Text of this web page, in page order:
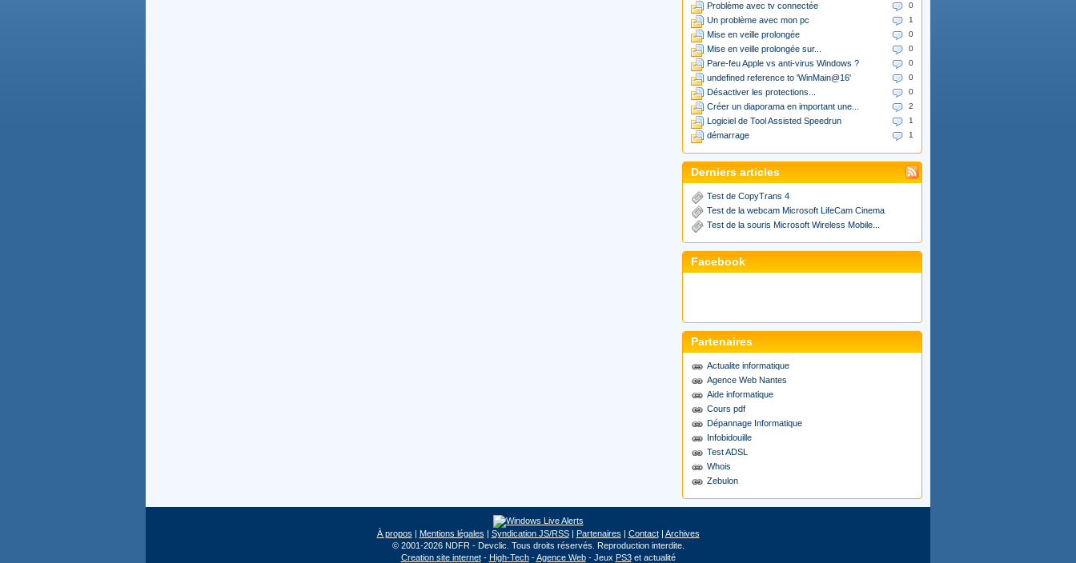
0
Problème avec tv connectée
1
Un problème avec mon pc
0
Mise en veille prolongée
0
Mise en veille prolongée sur...
0
Pare-feu Apple vs anti-virus Windows ?
0
undefined reference to 'WinMain@16'
0
Désactiver les protections...
2
Créer un diaporama en important une...
1
Logiciel de Tool Assisted Speedrun
1
démarrage
Derniers articles
Test de CopyTrans 4
Test de la webcam Microsoft LifeCam Cinema
Test de la souris Microsoft Wireless Mobile...
Facebook
Partenaires
Actualite informatique
Agence Web Nantes
Aide informatique
Cours pdf
Dépannage Informatique
Infobidouille
Test ADSL
Whois
Zebulon
À propos | Mentions légales | Syndication JS/RSS| Partenaires | Contact| Archives
© 2001-2026 NDFR - Devclic. Tous droits réservés. Reproduction interdite.
Creation site internet- High-Tech-Agence Web- Jeux PS3et actualité